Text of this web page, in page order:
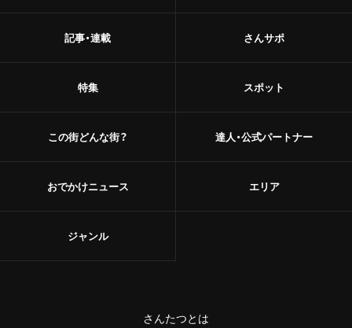
記事・連載
特集
この街どんな街？
おでかけニュース
さんサポ
スポット
達人・公式パートナー
エリア
ジャンル
さんたつとは